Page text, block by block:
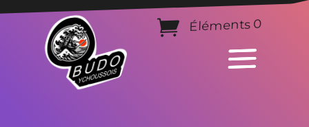
Éléments 0